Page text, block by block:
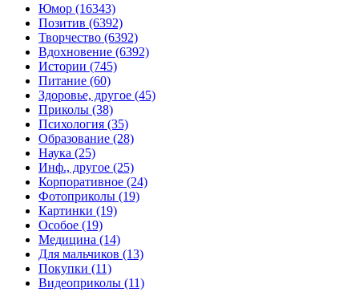
Юмор (16343)
Позитив (6392)
Творчество (6392)
Вдохновение (6392)
Истории (745)
Питание (60)
Здоровье, другое (45)
Приколы (38)
Психология (35)
Образование (28)
Наука (25)
Инф., другое (25)
Корпоративное (24)
Фотоприколы (19)
Картинки (19)
Особое (19)
Медицина (14)
Для мальчиков (13)
Покупки (11)
Видеоприколы (11)